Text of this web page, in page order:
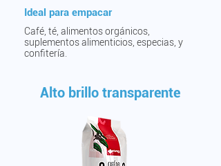
Ideal para empacar
Café, té, alimentos orgánicos,
suplementos alimenticios, especias, y
confitería.
Alto brillo transparente